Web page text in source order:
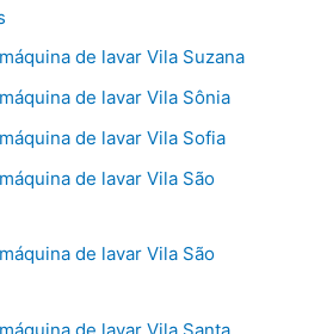
de lavar Vila Suzana
de lavar Vila Sônia
de lavar Vila Sofia
de lavar Vila São
de lavar Vila São